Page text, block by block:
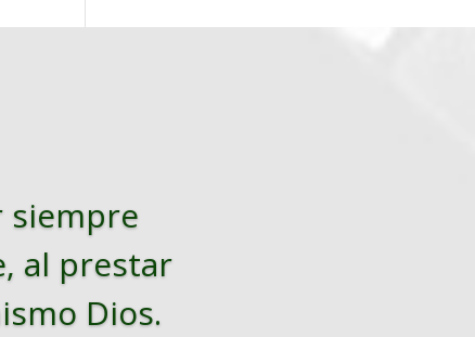
siempre
al prestar
Dios.